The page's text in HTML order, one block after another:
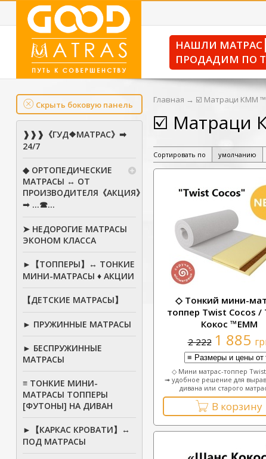
НАШЛИ МАТРАС
ПРОДАДИМ ПО
Скрыть боковую панель
❱❱❱《ГУД❖МАТРАС》➡
24/7
◆ ОРТОПЕДИЧЕСКИЕ
МАТРАСЫ ↔ ОТ
ПРОИЗВОДИТЕЛЯ《АКЦИЯ》
➟ ...☎...
➤ НЕДОРОГИЕ МАТРАСЫ
ЭКОНОМ КЛАССА
►【ТОППЕРЫ】↔ ТОНКИЕ
МИНИ-МАТРАСЫ ♦ АКЦИИ
【ДЕТСКИЕ МАТРАСЫ】
► ПРУЖИННЫЕ МАТРАСЫ
► БЕСПРУЖИННЫЕ
МАТРАСЫ
≡ ТОНКИЕ МИНИ-
МАТРАСЫ ТОППЕРЫ
[ФУТОНЫ] НА ДИВАН
►【КАРКАС КРОВАТИ】↔
ПОД МАТРАСЫ
Главная → ☑️ Матраци КММ
☑️ Матраци
Сортировать по умолчанию
◇ Тонкий мини-
топпер Twist Cocos /
Кокос ™ЕММ
2 222 1 885
◇ Мини матрас-топпер
➟ удобное решение для
дивана или старого
В корзину